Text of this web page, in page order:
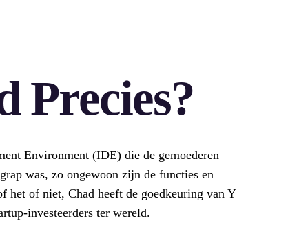
Precies?
Environment (IDE) die de gemoederen
was, zo ongewoon zijn de functies en
het of niet, Chad heeft de goedkeuring van Y
investeerders ter wereld.